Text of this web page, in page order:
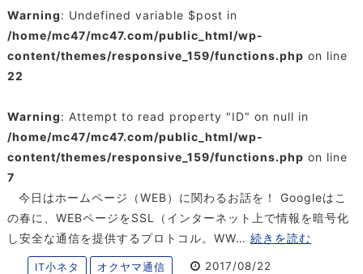
Warning: Undefined variable $post in
/home/mc47/mc47.com/public_html/wp-
content/themes/responsive_159/functions.php on line
22
Warning: Attempt to read property "ID" on null in
/home/mc47/mc47.com/public_html/wp-
content/themes/responsive_159/functions.php on line
7
今日はホームページ（WEB）に関わるお話を！ Googleはこ
の春に、WEBページをSSL（インターネット上で情報を暗号化
し安全な通信を提供するプロトコル。WW… 続きを読む
IT小ネタ オクヤマ通信 2017/08/22